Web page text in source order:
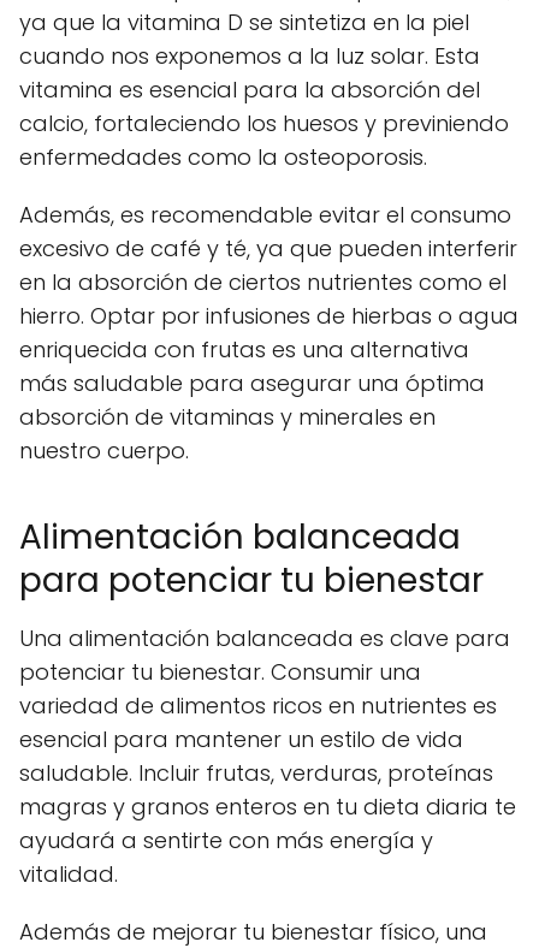
ya que la vitamina D se sintetiza en la piel
cuando nos exponemos a la luz solar. Esta
vitamina es esencial para la absorción del
calcio, fortaleciendo los huesos y previniendo
enfermedades como la osteoporosis.
Además, es recomendable evitar el consumo
excesivo de café y té, ya que pueden interferir
en la absorción de ciertos nutrientes como el
hierro. Optar por infusiones de hierbas o agua
enriquecida con frutas es una alternativa
más saludable para asegurar una óptima
absorción de vitaminas y minerales en
nuestro cuerpo.
Alimentación balanceada
para potenciar tu bienestar
Una alimentación balanceada es clave para
potenciar tu bienestar. Consumir una
variedad de alimentos ricos en nutrientes es
esencial para mantener un estilo de vida
saludable. Incluir frutas, verduras, proteínas
magras y granos enteros en tu dieta diaria te
ayudará a sentirte con más energía y
vitalidad.
Además de mejorar tu bienestar físico, una